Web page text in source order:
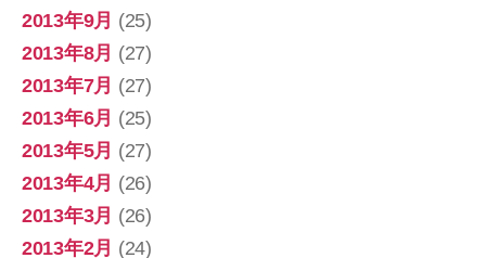
2013年9月 (25)
2013年8月 (27)
2013年7月 (27)
2013年6月 (25)
2013年5月 (27)
2013年4月 (26)
2013年3月 (26)
2013年2月 (24)